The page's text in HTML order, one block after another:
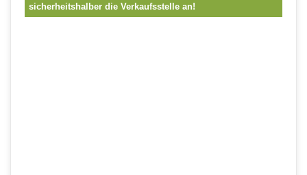
sicherheitshalber die Verkaufsstelle an!